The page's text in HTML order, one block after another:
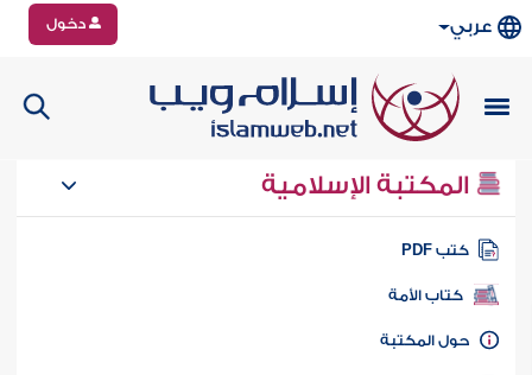
عربي دخول
المكتبة الإسلامية
كتب PDF
كتاب الأمة